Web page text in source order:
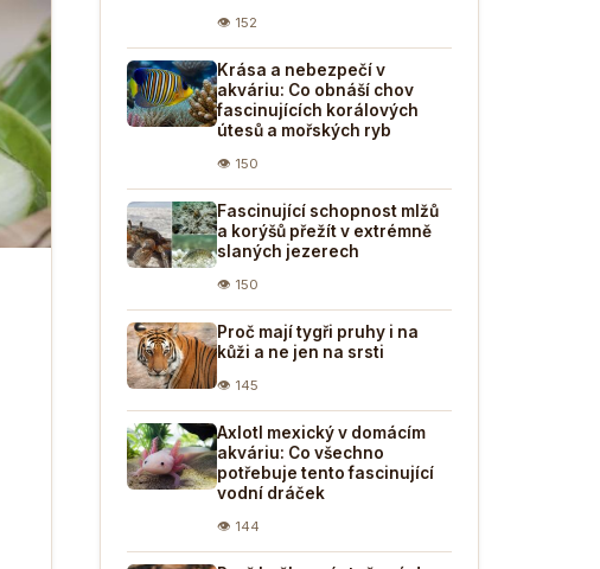
👁 152
Krása a nebezpečí v
akváriu: Co obnáší chov
fascinujících korálových
útesů a mořských ryb
👁 150
Fascinující schopnost mlžů
a korýšů přežít v extrémně
slaných jezerech
👁 150
Proč mají tygři pruhy i na
kůži a ne jen na srsti
👁 145
Axlotl mexický v domácím
akváriu: Co všechno
potřebuje tento fascinující
vodní dráček
👁 144